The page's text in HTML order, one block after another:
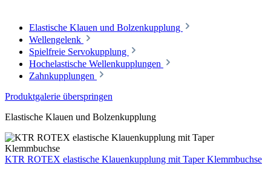
Elastische Klauen und Bolzenkupplung
Wellengelenk
Spielfreie Servokupplung
Hochelastische Wellenkupplungen
Zahnkupplungen
Produktgalerie überspringen
Elastische Klauen und Bolzenkupplung
KTR ROTEX elastische Klauenkupplung mit Taper Klemmbuchse